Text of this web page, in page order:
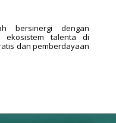
bersinergi dengan
ekosistem talenta di
dan pemberdayaan